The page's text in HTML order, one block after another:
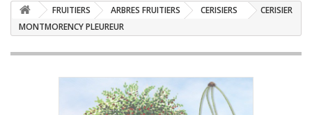
FRUITIERS ARBRES FRUITIERS CERISIERS
CERISIER
MONTMORENCY PLEUREUR